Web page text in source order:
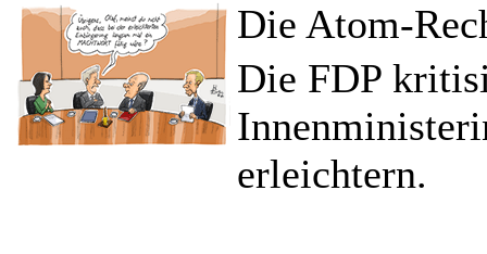
Die Atom-
Die FDP
erleichtern.